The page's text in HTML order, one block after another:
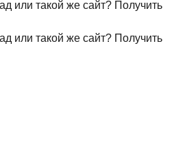
или такой же сайт? Получить
или такой же сайт? Получить